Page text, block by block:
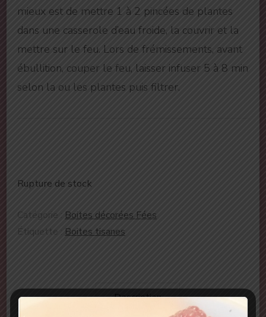
mieux est de mettre 1 à 2 pincées de plantes
dans une casserole d’eau froide, la couvrir et la
mettre sur le feu. Lors de frémissements, avant
ébullition, couper le feu, laisser infuser 5 à 8 min
selon la ou les plantes puis filtrer.
Rupture de stock
Catégorie : Boites décorées Fées
Étiquette : Boites tisanes
Description